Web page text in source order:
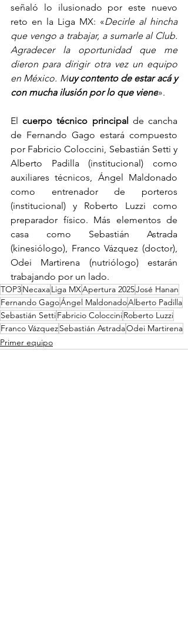
señaló lo ilusionado por este nuevo
reto en la Liga MX: «Decirle al hincha
que vengo a trabajar, a sumarle al Club.
Agradecer la oportunidad que me
dieron para dirigir otra vez un equipo
en México. Muy contento de estar acá y
con mucha ilusión por lo que viene».
El cuerpo técnico principal de cancha
de Fernando Gago estará compuesto
por Fabricio Coloccini, Sebastián Setti y
Alberto Padilla (institucional) como
auxiliares técnicos, Ángel Maldonado
como entrenador de porteros
(institucional) y Roberto Luzzi como
preparador físico. Más elementos de
casa como Sebastián Astrada
(kinesiólogo), Franco Vázquez (doctor),
Odei Martirena (nutriólogo) estarán
trabajando por un lado.
TOP3NecaxaLiga MXApertura 2025José Hanan
Fernando GagoÁngel MaldonadoAlberto Padilla
Sebastián SettiFabricio ColocciniRoberto Luzzi
Franco VázquezSebastián AstradaOdei Martirena
Primer equipo